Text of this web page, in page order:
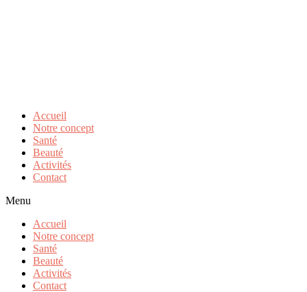
Accueil
Notre concept
Santé
Beauté
Activités
Contact
Menu
Accueil
Notre concept
Santé
Beauté
Activités
Contact